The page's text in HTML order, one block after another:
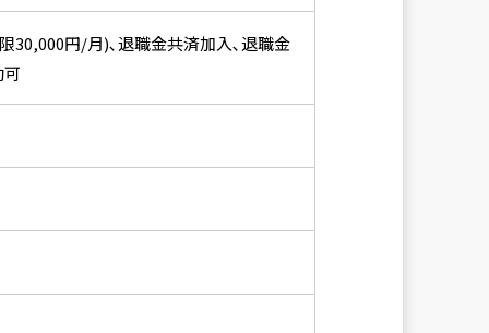
30,000円/月)､退職金共済加入､退職金